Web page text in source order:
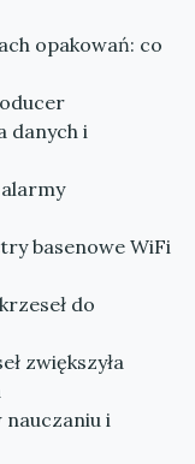
opakowań: co
danych i
basenowe WiFi
do
zwiększyła
nauczaniu i